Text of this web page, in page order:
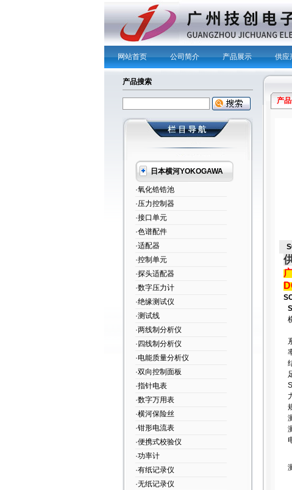
网站首页 公司简介 产品展示 供应
产品搜索
日本横河YOKOGAWA
·氧化锆锆池
·压力控制器
·接口单元
·色谱配件
·适配器
·控制单元
·探头适配器
·数字压力计
·绝缘测试仪
·测试线
·两线制分析仪
·四线制分析仪
·电能质量分析仪
·双向控制面板
·指针电表
·数字万用表
·横河保险丝
·钳形电流表
·便携式校验仪
·功率计
·有纸记录仪
·无纸记录仪
产